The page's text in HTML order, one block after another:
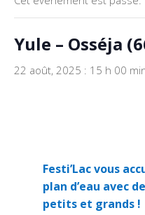
Yule – Osséja
22 août, 2025 : 15 h 00
Festi’Lac vous
plan d’eau avec
petits et grands !